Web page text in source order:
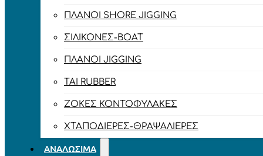
ΠΛΆΝΟΙ SHORE JIGGING
ΣΙΛΙΚΌΝΕΣ-BOAT
ΠΛΆΝΟΙ JIGGING
TAI RUBBER
ΖΌΚΕΣ ΚΟΝΤΟΦΎΛΑΚΕΣ
ΧΤΑΠΟΔΙΈΡΕΣ-ΘΡΑΨΑΛΙΈΡΕΣ
ΑΝΑΛΏΣΙΜΑ